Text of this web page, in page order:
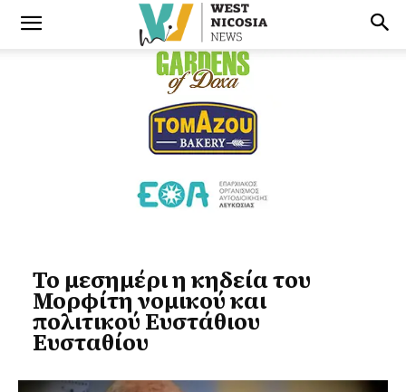
Το μεσημέρι η κηδεία του
Μορφίτη νομικού και
πολιτικού Ευστάθιου
Ευσταθίου